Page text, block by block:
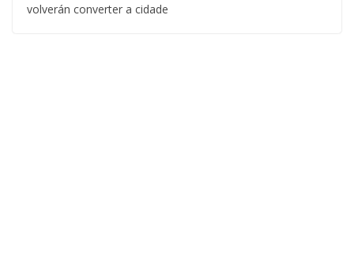
volverán converter a cidade